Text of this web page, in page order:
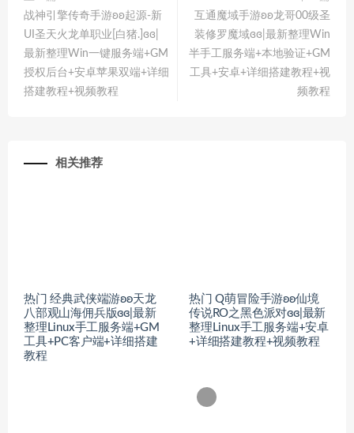
战神引擎传奇手游ʚʚ起源-新
UI圣天火龙单职业[白猪.]ɞɞ|
最新整理Win一键服务端+GM
授权后台+安卓苹果双端+详细
搭建教程+视频教程
互通魔域手游ʚʚ龙哥00级圣
装修罗魔域ɞɞ|最新整理Win
半手工服务端+本地验证+GM
工具+安卓+详细搭建教程+视
频教程
相关推荐
热门 经典武侠端游ʚʚ天龙
八部观山海佣兵版ɞɞ|最新
整理Linux手工服务端+GM
工具+PC客户端+详细搭建
教程
热门 Q萌冒险手游ʚʚ仙境
传说RO之黑色派对ɞɞ|最新
整理Linux手工服务端+安卓
+详细搭建教程+视频教程